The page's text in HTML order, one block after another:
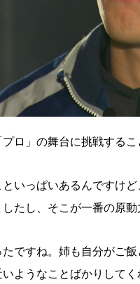
つくる、
マガジン
ロ」の舞台に挑戦するこ
といっぱいあるんですけ
たし、そこが一番の原動
ですね。姉も自分がご
ようなことばかりしてく